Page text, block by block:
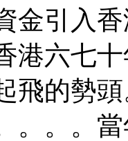
金引入
港六七
飛的勢
。。。